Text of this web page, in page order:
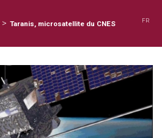
> Taranis, microsatellite du CNES FR